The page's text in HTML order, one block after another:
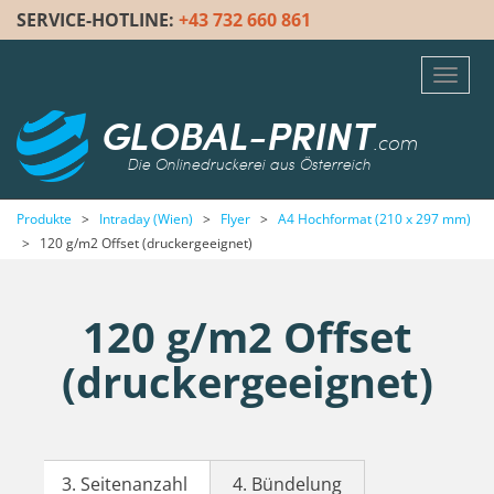
SERVICE-HOTLINE: +43 732 660 861
GLOBAL-PRINT.com
Die Onlinedruckerei aus Österreich
Produkte > Intraday (Wien) > Flyer > A4 Hochformat (210 x 297 mm)
>
120 g/m2 Offset (druckergeeignet)
120 g/m2 Offset
(druckergeeignet)
3. Seitenanzahl 4. Bündelung